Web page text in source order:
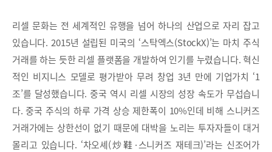
리셀 문화는 전 세계적인 유행을 넘어 하나의 산업으로 자리 잡고
있습니다. 2015년 설립된 미국의 ‘스탁엑스(StockX)’는 마치 주식
거래를 하는 듯한 리셀 플랫폼을 개발하여 인기를 누렸습니다. 혁신
적인 비지니스 모델로 평가받아 무려 창업 3년 만에 기업가치 ‘1
조’를 달성했습니다. 중국 역시 리셀 시장의 성장 속도가 무섭습니
다. 중국 주식의 하루 가격 상승 제한폭이 10%인데 비해 스니커즈
거래가에는 상한선이 없기 때문에 대박을 노리는 투자자들이 대거
몰리고 있습니다. ‘차오셰(炒鞋·스니커즈 재테크)’라는 신조어가